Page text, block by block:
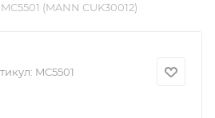
(MANN CUK30012)
MC5501